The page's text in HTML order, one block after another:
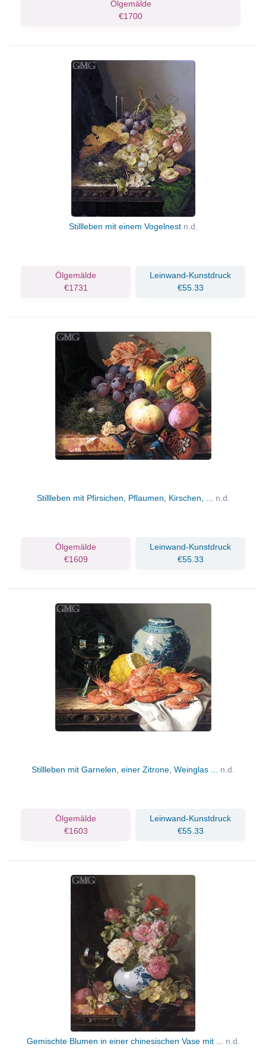
Ölgemälde
€1700
Stillleben mit einem Vogelnest n.d.
Ölgemälde
€1731
Leinwand-Kunstdruck
€55.33
Stillleben mit Pfirsichen, Pflaumen, Kirschen, ... n.d.
Ölgemälde
€1609
Leinwand-Kunstdruck
€55.33
Stillleben mit Garnelen, einer Zitrone, Weinglas ... n.d.
Ölgemälde
€1603
Leinwand-Kunstdruck
€55.33
Gemischte Blumen in einer chinesischen Vase mit ... n.d.